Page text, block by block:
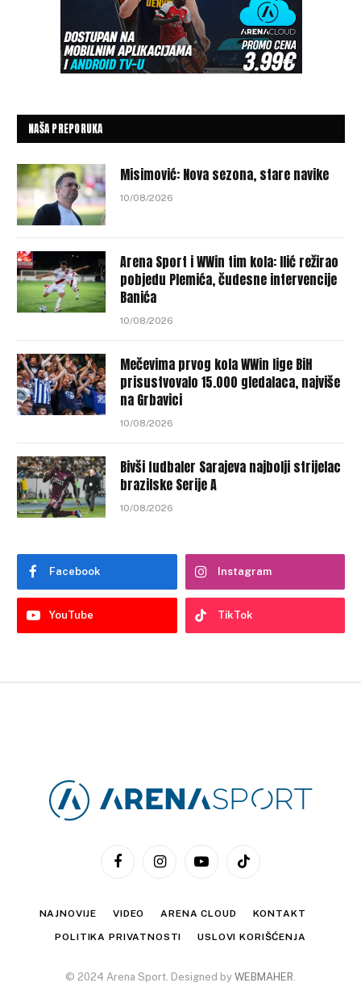
NAŠA PREPORUKA
Misimović: Nova sezona, stare navike
10/08/2026
Arena Sport i WWin tim kola: Ilić režirao
pobjedu Plemića, čudesne intervencije
Banića
10/08/2026
Mečevima prvog kola WWin lige BiH
prisustvovalo 15.000 gledalaca, najviše
na Grbavici
10/08/2026
Bivši fudbaler Sarajeva najbolji strijelac
brazilske Serije A
10/08/2026
Facebook Instagram
YouTube TikTok
FacebookInstagramYouTubeTikTok
NAJNOVIJE VIDEO ARENA CLOUD KONTAKT
POLITIKA PRIVATNOSTI USLOVI KORIŠĆENJA
© 2024 Arena Sport. Designed by WEBMAHER.